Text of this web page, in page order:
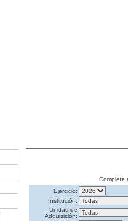
Complete
Ejercicio:
Institución:
Unidad de
Adquisición: